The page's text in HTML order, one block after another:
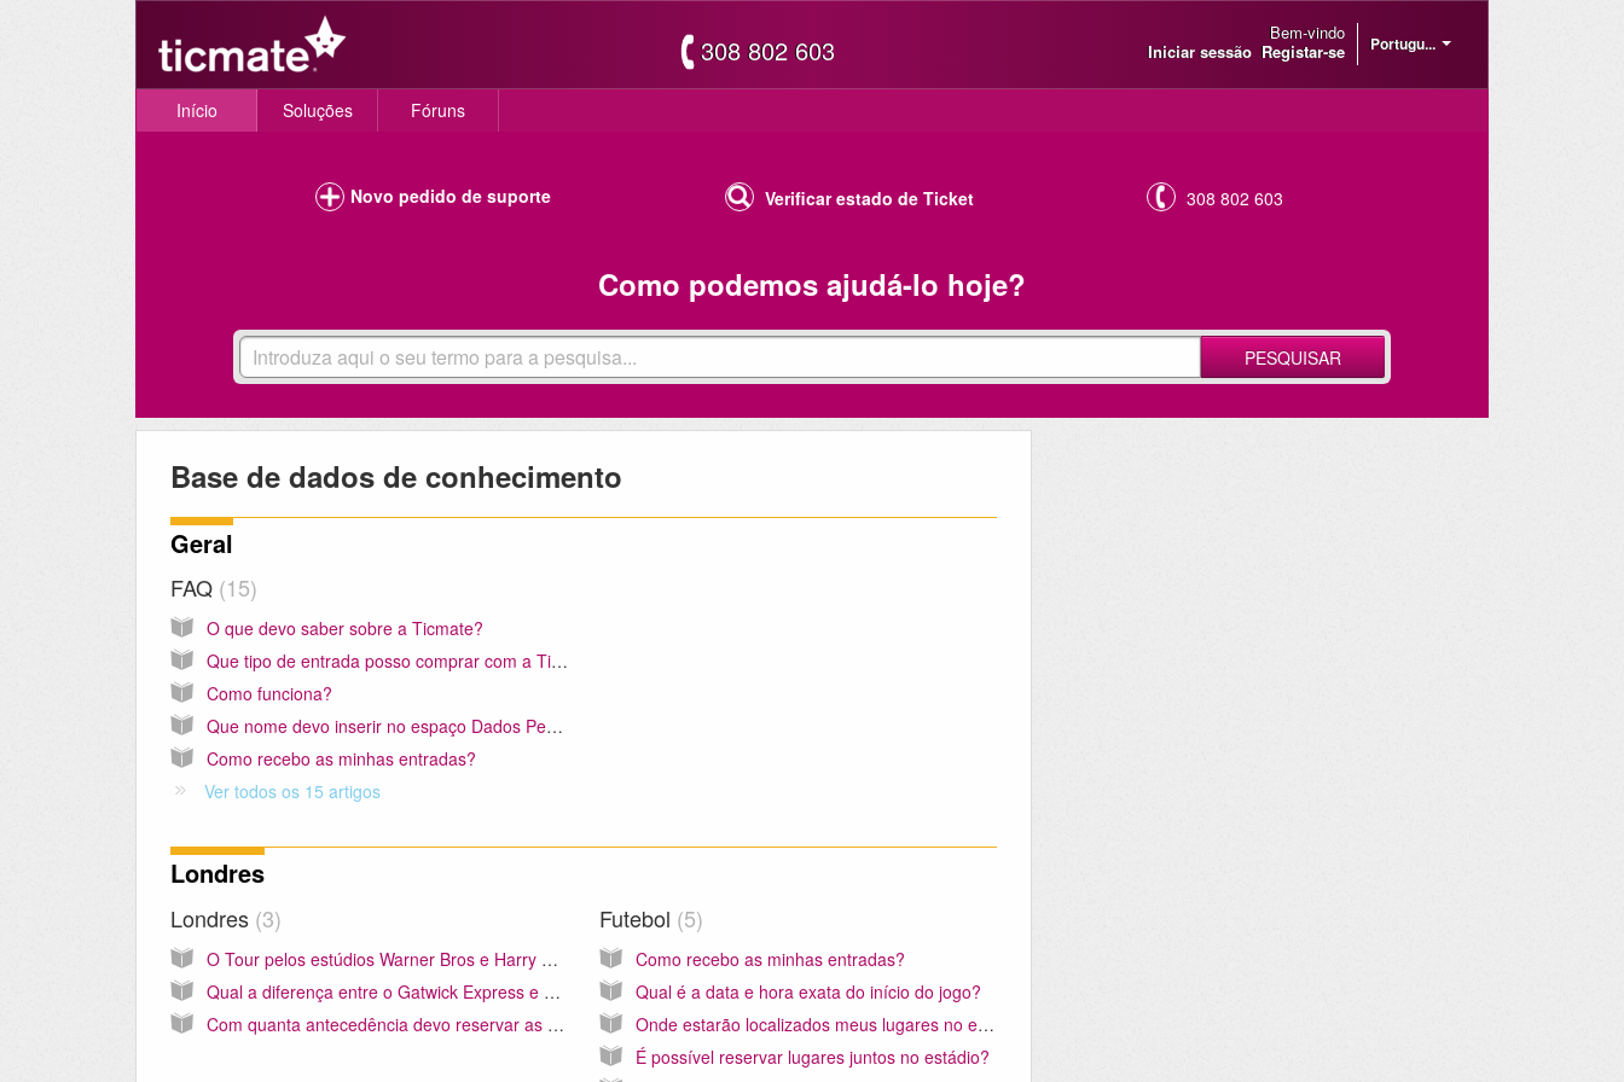
308 802 603 Portugu...
Bem-vindo
Iniciar sessão Registar-se
Início Soluções Fóruns
Novo pedido de suporte Verificar estado de Ticket 308 802 603
Como podemos ajudá-lo hoje?
PESQUISAR
Base de dados de conhecimento
Geral
FAQ 15
O que devo saber sobre a Ticmate?
Que tipo de entrada posso comprar com a Ticmate?
Como funciona?
Que nome devo inserir no espaço Dados Pessoais?
Como recebo as minhas entradas?
Ver todos os 15 artigos
Londres
Londres 3
O Tour pelos estúdios Warner Bros e Harry Potter inclui transporte?
Qual a diferença entre o Gatwick Express e o Gatwick Thameslink/Airport Train?
Com quanta antecedência devo reservar as minhas entradas?
Futebol 5
Como recebo as minhas entradas?
Qual é a data e hora exata do início do jogo?
Onde estarão localizados meus lugares no estádio - e porque isto é tão importante?
É possível reservar lugares juntos no estádio?